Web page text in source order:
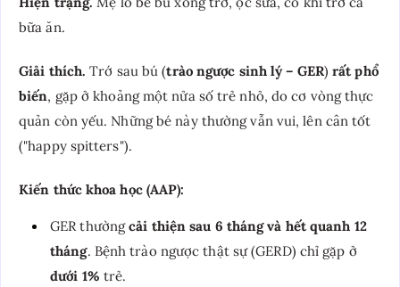
bữa ăn.
Giải thích. Trớ sau bú (trào ngược sinh lý – GER)rất phổ
biến, gặp ở khoảng một nửa số trẻ nhỏ, do cơ vòng thực
quản còn yếu. Những bé này thường vẫn vui, lên cân tốt
("happy spitters").
Kiến thức khoa học (AAP):
GER thườngcải thiện sau 6 tháng và hết quanh 12
tháng. Bệnh trào ngược thật sự (GERD) chỉ gặp ở
dưới 1% trẻ.